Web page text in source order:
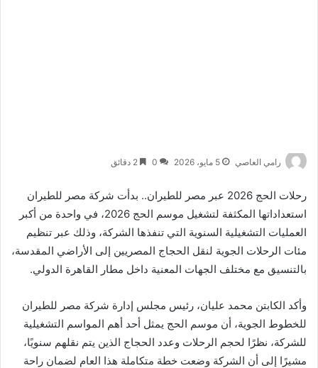
رامي العاصي 5 مايو، 2026 0
رحلات الحج 2026 عبر مصر للطيران.. بدأت شركة
مصر للطيران
استعداداتها المكثفة لتشغيل موسم الحج 2026، في واحدة من أكبر
العمليات التشغيلية السنوية التي تنفذها الشركة، وذلك عبر تنظيم
مئات الرحلات الجوية لنقل الحجاج المصريين إلى الأراضي المقدسة،
بالتنسيق مع مختلف الجهات المعنية داخل مطار القاهرة الدولي.
وأكد الكابتن محمد عليان، رئيس مجلس إدارة شركة مصر للطيران
للخطوط الجوية، أن موسم الحج يمثل أحد أهم المواسم التشغيلية
للشركة، نظرًا لحجم الرحلات وعدد الحجاج الذين يتم نقلهم سنويًا،
مشيرًا إلى أن الشركة وضعت خطة متكاملة هذا العام لضمان راحة